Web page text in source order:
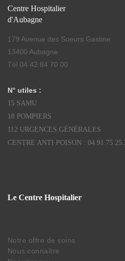
Centre Hospitalier
d'Aubagne
179 Avenue des Soeurs Gastine
13400 Aubagne
Tél 04 42 84 70 00
N° utiles :
15 SAMU
18 POMPIERS
112 URGENCES GÉNÉRALES
CENTRE ANTI POISON :
Le Centre Hospitalier
Notre offre de soins
Nous connaître